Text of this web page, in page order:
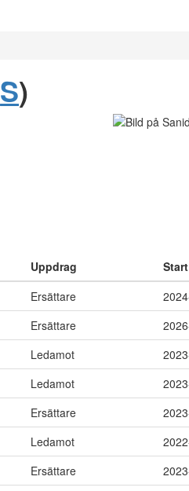
S)
Uppdrag Start
Ersättare
Ersättare
Ledamot
Ledamot
Ersättare
Ledamot
Ersättare